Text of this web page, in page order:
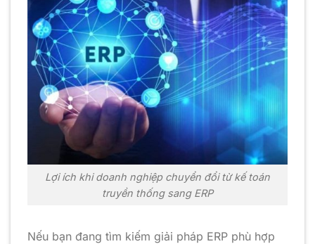
Lợi ích khi doanh nghiệp chuyển đổi từ kế toán
truyền thống sang ERP
Nếu bạn đang tìm kiếm giải pháp ERP phù hợp